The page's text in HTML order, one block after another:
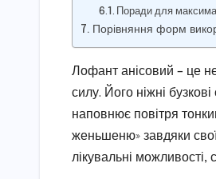
Поради для
Порівняння форм
Лофант анісовий – це
силу. Його ніжні
наповнює повітря
женьшеню» завдяки
лікувальні